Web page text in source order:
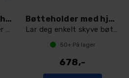
Oppgradering Kärcher Gul til Kort pistol
Ink. hurtigkobling, dyser og bøyd lanse
Bøtteholder med hjul 20L
Lar deg enkelt skyve bøtten rundt
50+På lager
678,-